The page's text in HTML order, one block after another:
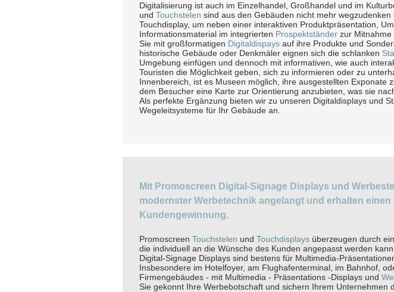
Digitalisierung ist auch im Einzelhandel, Großhandel und im
und Touchstelen sind aus den Gebäuden nicht mehr
Touchdisplay, um neben einer interaktiven Produktpräsentation,
Informationsmaterial im integrierten Prospektständer zur Mitnahme
Sie mit großformatigen Digitaldispays auf ihre Produkte und
historische Gebäude oder Denkmäler eignen sich die schlanken
Umgebung einfügen und dennoch mit informativen, wie auch
Touristen die Möglichkeit geben, sich zu informieren oder zu
Innenbereich, ist es Museen möglich, ihre ausgestellten
dem Besucher eine Karte zur Orientierung anzubieten, was sie
Als perfekte Ergänzung bieten wir zu unseren Digitaldisplays und
Wegeleitsysteme für Ihr Gebäude an.
Mit Promoscreen Digital-Signage Displays und
modernster Werbetechnik angelangt und erhalten einen
Kundengewinnung.
Promoscreen Touchstelen und Touchdisplays überzeugen durch
die individuell an die Wünsche des Kunden angepasst werden
Digital-Signage Displays sind bestens für Multimedia-
Insbesondere im Hotelfoyer, am Flughafenterminal, im Bahnhof,
Firmengebäudes - mit Multimedia - Präsentations -Displays und
Sie gekonnt Ihre Werbebotschaft und sichern Ihrem Unternehmen